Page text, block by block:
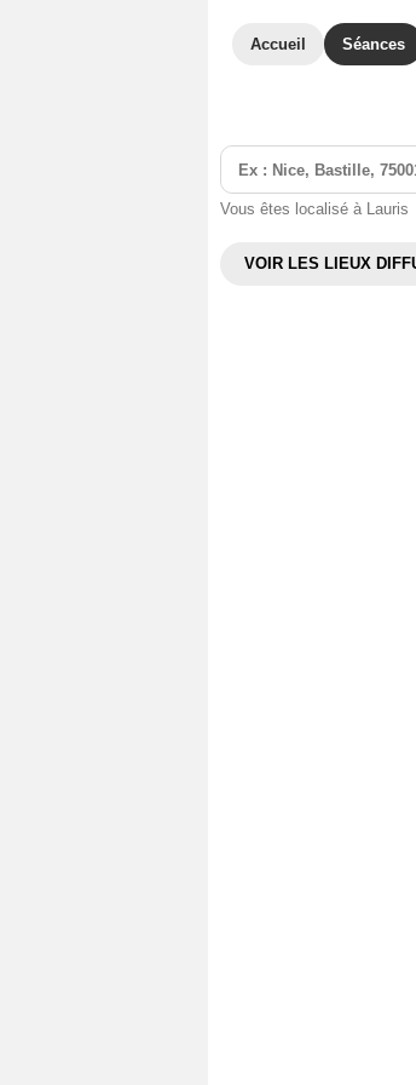
Accueil Séances
Vous êtes localisé à Lauris
VOIR LES LIEUX